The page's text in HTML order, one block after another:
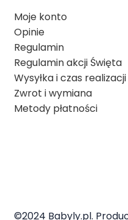
Moje konto
Opinie
Regulamin
Regulamin akcji Święta
Wysyłka i czas realizacji
Zwrot i wymiana
Metody płatności
©2024 Babyly.pl.